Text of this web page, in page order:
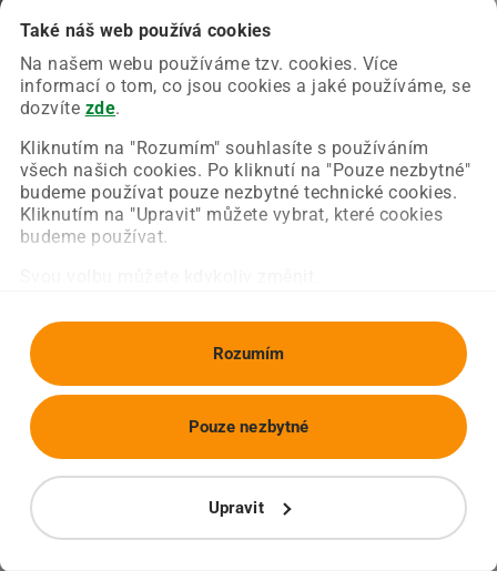
Také náš web používá cookies
Na našem webu používáme tzv. cookies. Více
informací o tom, co jsou cookies a jaké používáme, se
dozvíte zde.
Kliknutím na "Rozumím" souhlasíte s používáním
všech našich cookies. Po kliknutí na "Pouze nezbytné"
budeme používat pouze nezbytné technické cookies.
Kliknutím na "Upravit" můžete vybrat, které cookies
budeme používat.
Rozumím
Upravit
Pouze nezbytné
Chyba nastala na naší straně a už ji opravujeme.
Zkuste prosím znovu načíst požadovanou stránku.
Obnovit stránku Úvodní strana